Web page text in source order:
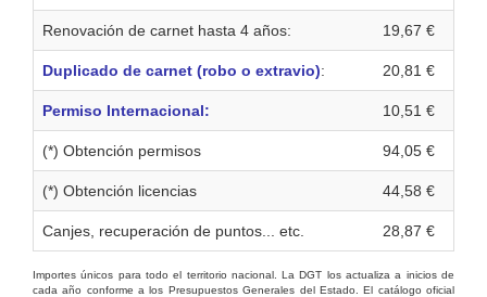
Renovación de carnet hasta 4 años: 19,67 €
Duplicado de carnet (robo o extravio): 20,81 €
Permiso Internacional: 10,51 €
(*) Obtención permisos 94,05 €
(*) Obtención licencias 44,58 €
Canjes, recuperación de puntos... etc. 28,87 €
Importes únicos para todo el territorio nacional. La DGT los actualiza a inicios de
cada año conforme a los Presupuestos Generales del Estado. El catálogo oficial